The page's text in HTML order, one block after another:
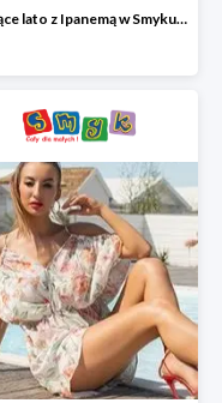
Gorące lato z Ipanemą w Smyku do -30%